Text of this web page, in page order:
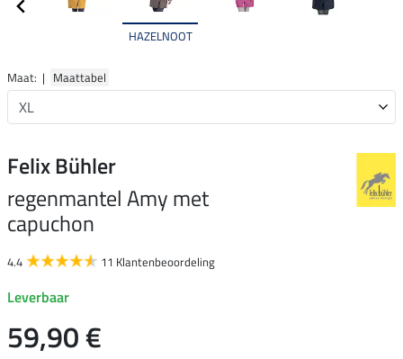
HAZELNOOT
Maat: | Maattabel
Felix Bühler
regenmantel Amy met
capuchon
4.4 11 Klantenbeoordeling
Leverbaar
59,90 €